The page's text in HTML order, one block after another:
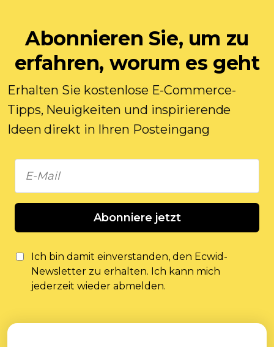
Abonnieren Sie, um zu
erfahren, worum es geht
Erhalten Sie kostenlose E-Commerce-
Tipps, Neuigkeiten und inspirierende
Ideen direkt in Ihren Posteingang
Abonniere jetzt
Ich bin damit einverstanden, den Ecwid-
Newsletter zu erhalten. Ich kann mich
jederzeit wieder abmelden.